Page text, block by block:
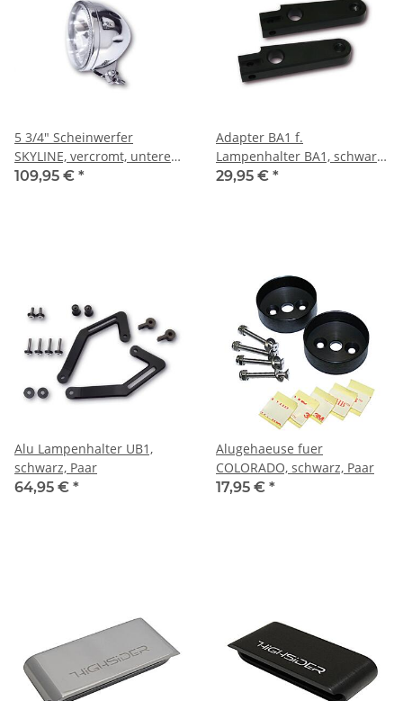
5 3/4" Scheinwerfer
SKYLINE, vercromt, untere
Bef.
109,95 € *
Adapter BA1 f.
Lampenhalter BA1, schwarz,
Paar
29,95 € *
Alu Lampenhalter UB1,
schwarz, Paar
64,95 € *
Alugehaeuse fuer
COLORADO, schwarz, Paar
17,95 € *